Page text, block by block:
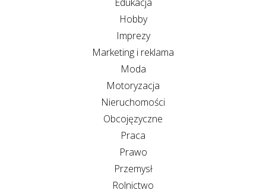
Hobby
Imprezy
Marketing i reklama
Moda
Motoryzacja
Nieruchomości
Obcojęzyczne
Praca
Prawo
Przemysł
Rolnictwo